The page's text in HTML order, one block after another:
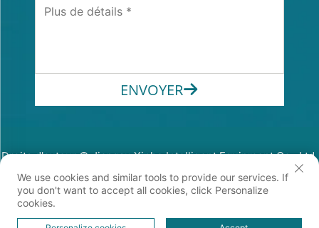
ENVOYER
Droits d'auteur © Jiangsu Xinhe Intelligent Equipment Co., Ltd.
Tous droits réservés
Politique de confidentialité
We use cookies and similar tools to provide our services. If
you don't want to accept all cookies, click Personalize
cookies.